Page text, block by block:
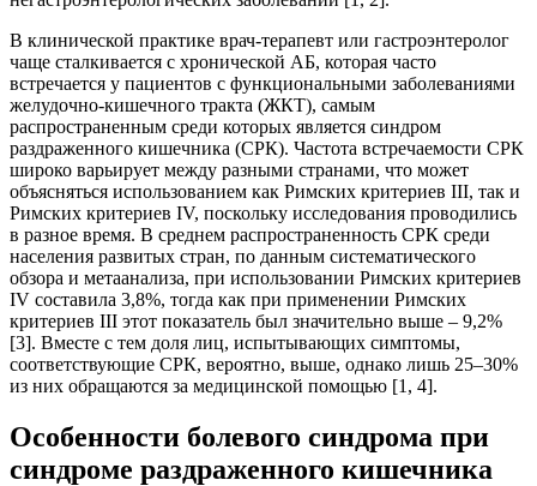
В клинической практике врач-терапевт или гастроэнтеролог
чаще сталкивается с хронической АБ, которая часто
встречается у пациентов с функциональными заболеваниями
желудочно-кишечного тракта (ЖКТ), самым
распространенным среди которых является синдром
раздраженного кишечника (СРК). Частота встречаемости СРК
широко варьирует между разными странами, что может
объясняться использованием как Римских критериев III, так и
Римских критериев IV, поскольку исследования проводились
в разное время. В среднем распространенность СРК среди
населения развитых стран, по данным систематического
обзора и метаанализа, при использовании Римских критериев
IV составила 3,8%, тогда как при применении Римских
критериев III этот показатель был значительно выше – 9,2%
[3]. Вместе с тем доля лиц, испытывающих симптомы,
соответствующие СРК, вероятно, выше, однако лишь 25–30%
из них обращаются за медицинской помощью [1, 4].
Особенности болевого синдрома при
синдроме раздраженного кишечника